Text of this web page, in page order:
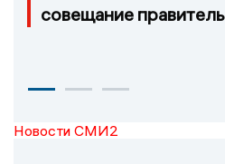
совещание
Новости СМИ2